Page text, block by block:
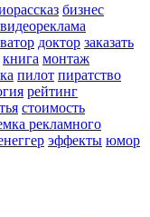
бизнес
видеореклама
доктор заказать
книга монтаж
пилот пиратство
рейтинг
стоимость
рекламного
эффекты юмор